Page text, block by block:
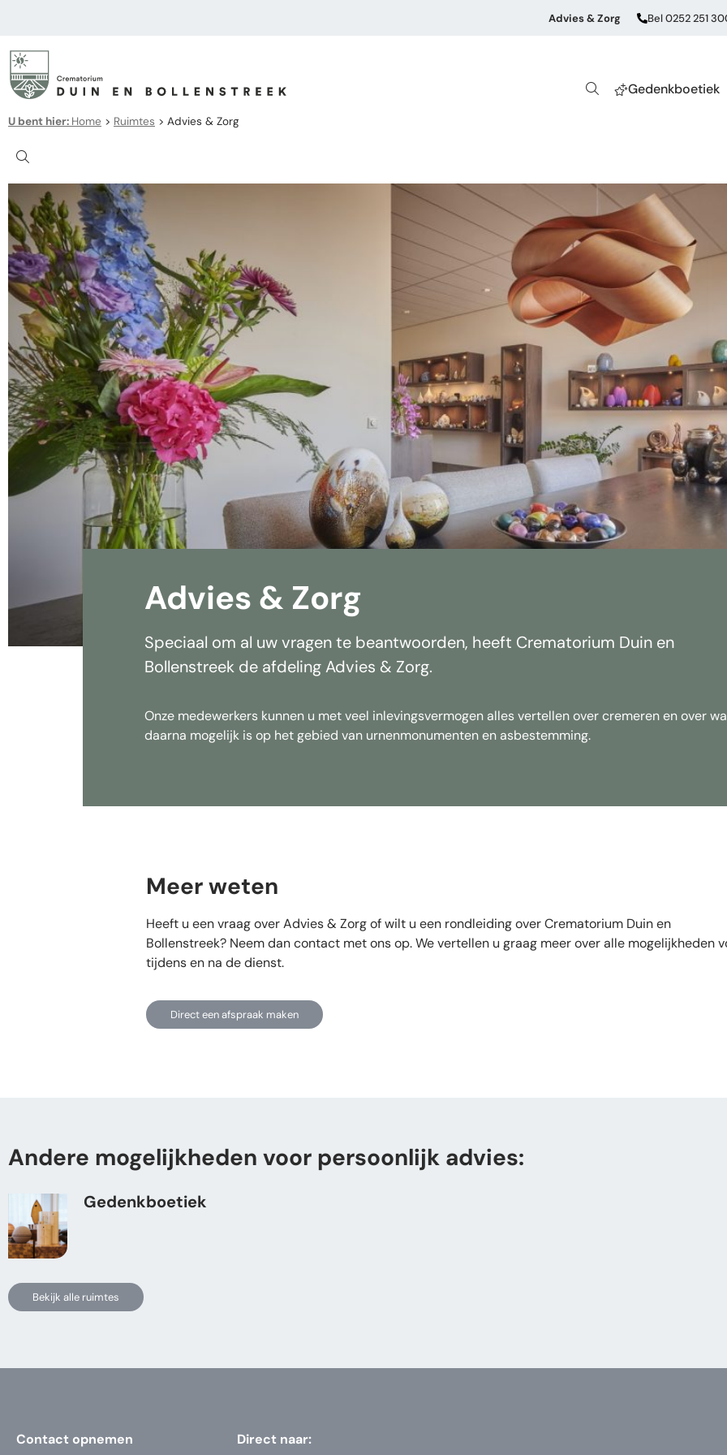
Advies & Zorg Bel 0252 251
Gedenkboetiek
U bent hier: Home > Ruimtes > Advies & Zorg
Advies & Zorg
Speciaal om al uw vragen te beantwoorden, heeft Crematorium Duin en
Bollenstreek de afdeling Advies & Zorg.
Onze medewerkers kunnen u met veel inlevingsvermogen alles vertellen over cremeren en over
daarna mogelijk is op het gebied van urnenmonumenten en asbestemming.
Meer weten
Heeft u een vraag over Advies & Zorg of wilt u een rondleiding over Crematorium Duin en
Bollenstreek? Neem dan contact met ons op. We vertellen u graag meer over alle mogelijkheden
tijdens en na de dienst.
Direct een afspraak maken
Andere mogelijkheden voor persoonlijk advies:
Gedenkboetiek
Bekijk alle ruimtes
Contact opnemen Direct naar: